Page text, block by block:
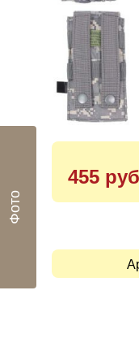
455
Фото